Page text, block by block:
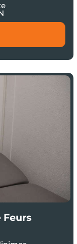
Feurs